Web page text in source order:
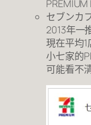
PREMIUM
セブンカ
2013年一
現在平均1
小七家的
可能看不